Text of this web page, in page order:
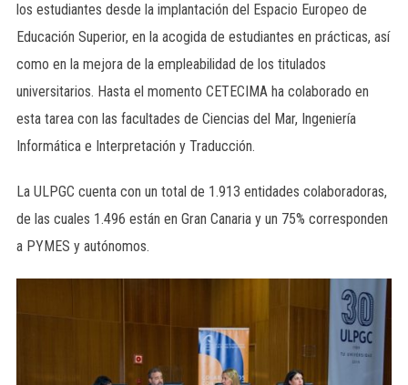
los estudiantes desde la implantación del Espacio Europeo de
Educación Superior, en la acogida de estudiantes en prácticas, así
como en la mejora de la empleabilidad de los titulados
universitarios. Hasta el momento CETECIMA ha colaborado en
esta tarea con las facultades de Ciencias del Mar, Ingeniería
Informática e Interpretación y Traducción.
La ULPGC cuenta con un total de 1.913 entidades colaboradoras,
de las cuales 1.496 están en Gran Canaria y un 75% corresponden
a PYMES y autónomos.